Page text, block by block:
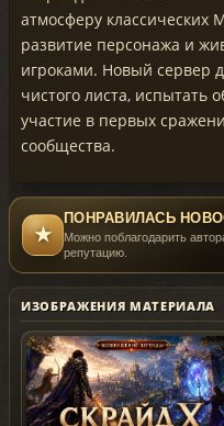
атмосферу классических
развитие персонажа и
игроками. Новый сервер
чистого листа, испытать
участие в первых
сообщества.
★
ПОНРАВИЛАСЬ
Можно поблагодарить
репутацию.
ИЗОБРАЖЕНИЯ МАТЕРИАЛА